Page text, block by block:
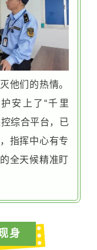
他们的热情。
安上了“千里
综合平台，已
指挥中心有专
全天候精准盯
身